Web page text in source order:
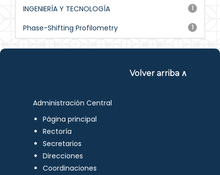
1
INGENIERÍA Y TECNOLOGÍA
1
Phase-Shifting Profilometry
Volver arriba ∧
Administración Central
Página principal
Rectoría
Secretarios
Direcciones
Coordinaciones